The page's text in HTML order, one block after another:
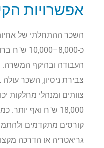
אפשרויות
השכר ההתחלתי של אחיות
כ-
העבודה ובהיקף המשרה.
צבירת ניסיון, השכר עולה
18,000 ש"ח ואף יותר.
קורסים מתקדמים
גריאטריה או הדרכה